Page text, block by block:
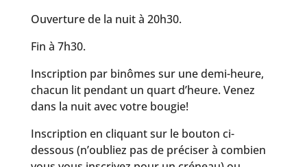
Ouverture de la nuit à 20h30.
Fin à 7h30.
Inscription par binômes sur une demi-heure,
chacun lit pendant un quart d’heure. Venez
dans la nuit avec votre bougie!
Inscription en cliquant sur le bouton ci-
dessous (n’oubliez pas de préciser à combien